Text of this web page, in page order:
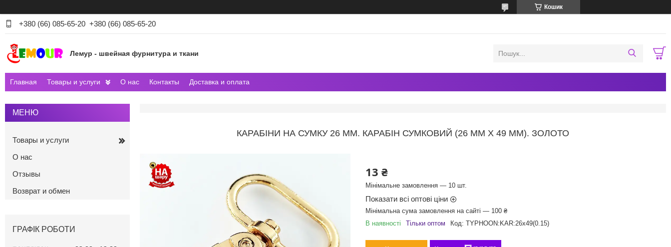
Кошик
+380 (66) 085-65-20 +380 (66) 085-65-20
Лемур - швейная фурнитура и ткани
Главная Товары и услуги О нас Контакты Доставка и оплата
КАРАБІНИ НА СУМКУ 26 ММ. КАРАБІН СУМКОВИЙ (26 ММ Х 49 ММ). ЗОЛОТО
13 ₴
Мінімальне замовлення — 10 шт.
Показати всі оптові ціни
Мінімальна сума замовлення на сайті — 100 ₴
В наявності
Тільки оптом Код: TYPHOON:KAR:26х49(0.15)
Товары и услуги
О нас
Отзывы
Возврат и обмен
ГРАФІК РОБОТИ